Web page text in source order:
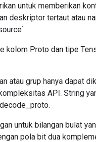
untuk memberikan
deskriptor tertaut atau
kolom Proto dan tipe
atau grup hanya dapat
API. String
untuk bilangan bulat
pola bit dua